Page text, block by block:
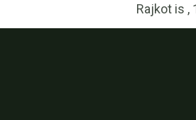
Rajkot is ,